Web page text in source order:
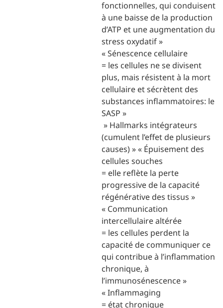
fonctionnelles, qui conduisent
à une baisse de la production
d’ATP et une augmentation du
stress oxydatif »
« Sénescence cellulaire
= les cellules ne se divisent
plus, mais résistent à la mort
cellulaire et sécrètent des
substances inflammatoires: le
SASP »
» Hallmarks intégrateurs
(cumulent l’effet de plusieurs
causes) » « Épuisement des
cellules souches
= elle reflète la perte
progressive de la capacité
régénérative des tissus »
« Communication
intercellulaire altérée
= les cellules perdent la
capacité de communiquer ce
qui contribue à l’inflammation
chronique, à
l’immunosénescence »
« Inflammaging
= état chronique